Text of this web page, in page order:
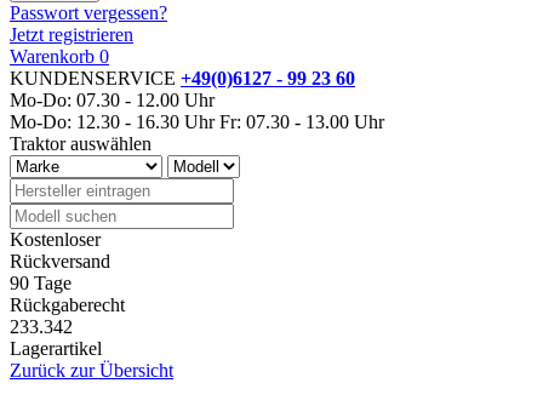
Passwort vergessen?
Jetzt registrieren
Warenkorb 0
KUNDENSERVICE +49(0)6127 - 99 23 60
Mo-Do: 07.30 - 12.00 Uhr
Mo-Do: 12.30 - 16.30 Uhr Fr: 07.30 - 13.00 Uhr
Traktor auswählen
Kostenloser
Rückversand
90 Tage
Rückgaberecht
233.342
Lagerartikel
Zurück zur Übersicht